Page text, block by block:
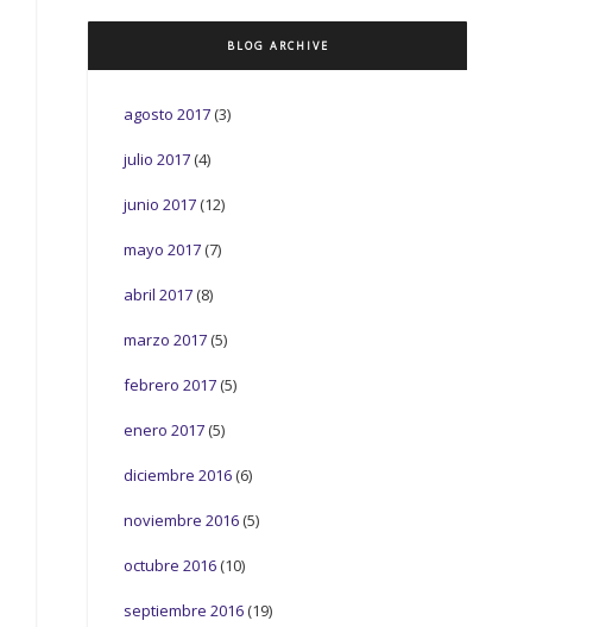
BLOG ARCHIVE
agosto 2017 (3)
julio 2017 (4)
junio 2017 (12)
mayo 2017 (7)
abril 2017 (8)
marzo 2017 (5)
febrero 2017 (5)
enero 2017 (5)
diciembre 2016 (6)
noviembre 2016 (5)
octubre 2016 (10)
septiembre 2016 (19)